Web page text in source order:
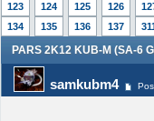
123
124 125 126
134
135 136 137
PARS 2K12 KUB-M (SA-6
samkubm4